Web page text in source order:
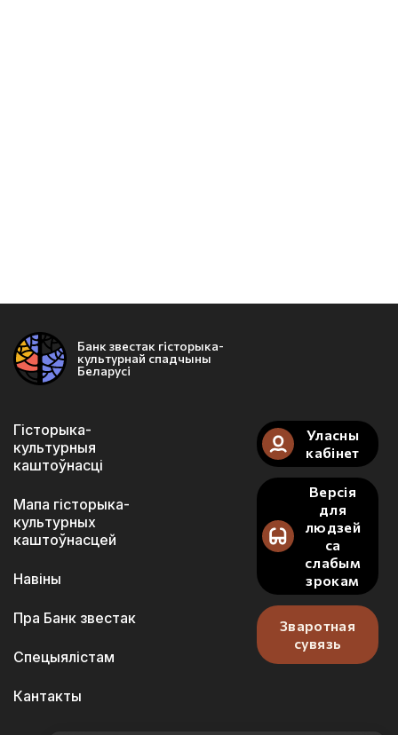
Банк звестак гісторыка-
культурнай спадчыны
Беларусі
Гісторыка-
культурныя
каштоўнасці
Мапа гісторыка-
культурных
каштоўнасцей
Навіны
Пра Банк звестак
Спецыялістам
Кантакты
Уласны
кабінет
Версія
для
людзей
са
слабым
зрокам
Зваротная
сувязь